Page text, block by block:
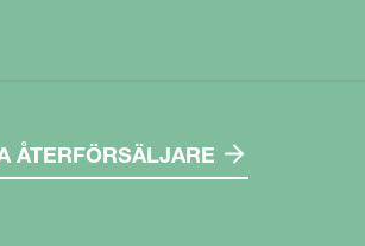
ÅTERFÖRSÄLJARE